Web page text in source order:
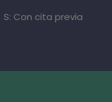
S: Con cita previa